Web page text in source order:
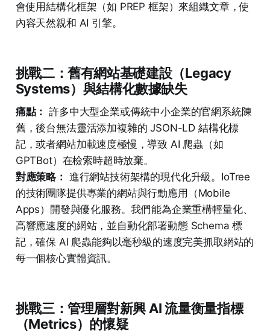
會使用結構化框架（如 PREP 框架）來組織文章，使
內容天然親和 AI 引擎。
挑戰二：舊有網站基礎建設（Legacy
Systems）與結構化數據缺失
痛點： 許多中大型企業或傳統中小企業的官網系統陳
舊，後台無法靈活添加複雜的 JSON-LD 結構化標
記，或者網站加載速度極慢，導致 AI 爬蟲（如
GPTBot）在檢索時超時放棄。
對應策略： 進行網站技術架構的現代化升級。IoTree
的技術團隊提供專業的網站與行動應用（Mobile
Apps）開發與優化服務。我們能為企業重構輕量化、
高響應速度的網站，並自動化部署動態 Schema 標
記，確保 AI 爬蟲能夠以毫秒級的速度完美抓取網站的
每一個核心實體資訊。
挑戰三：管理層對新興 AI 流量衡量指標
（Metrics）的懷疑